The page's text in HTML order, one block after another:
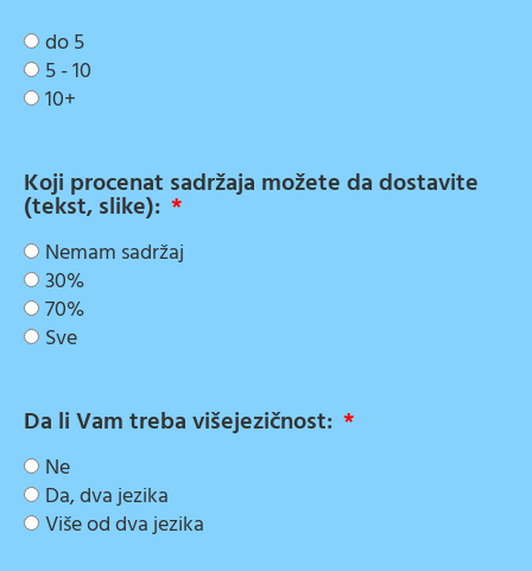
do 5
5 - 10
10+
Koji procenat sadržaja možete da dostavite
(tekst, slike):
Nemam sadržaj
30%
70%
Sve
Da li Vam treba višejezičnost:
Ne
Da, dva jezika
Više od dva jezika